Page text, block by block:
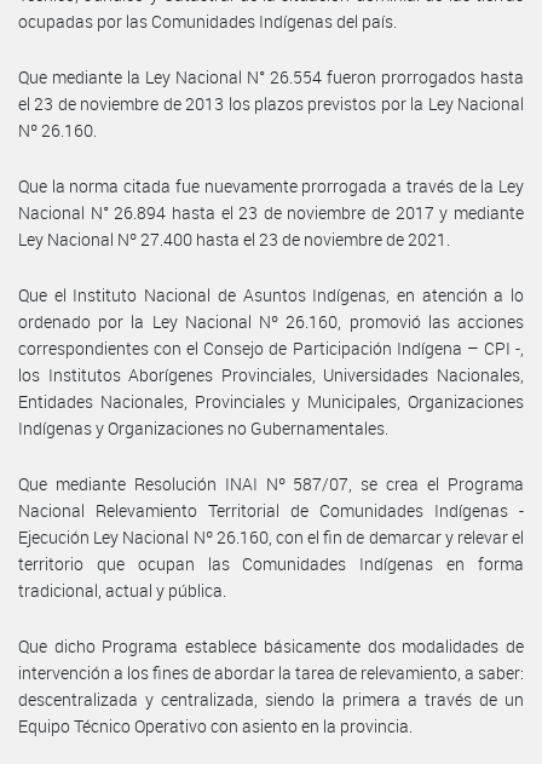
ocupadas por las Comunidades Indígenas del país.
Que mediante la Ley Nacional N° 26.554 fueron prorrogados hasta
el 23 de noviembre de 2013 los plazos previstos por la Ley Nacional
Nº 26.160.
Que la norma citada fue nuevamente prorrogada a través de la Ley
Nacional N° 26.894 hasta el 23 de noviembre de 2017 y mediante
Ley Nacional Nº 27.400 hasta el 23 de noviembre de 2021.
Que el Instituto Nacional de Asuntos Indígenas, en atención a lo
ordenado por la Ley Nacional Nº 26.160, promovió las acciones
correspondientes con el Consejo de Participación Indígena – CPI -,
los Institutos Aborígenes Provinciales, Universidades Nacionales,
Entidades Nacionales, Provinciales y Municipales, Organizaciones
Indígenas y Organizaciones no Gubernamentales.
Que mediante Resolución INAI Nº 587/07, se crea el Programa
Nacional Relevamiento Territorial de Comunidades Indígenas -
Ejecución Ley Nacional Nº 26.160, con el fin de demarcar y relevar el
territorio que ocupan las Comunidades Indígenas en forma
tradicional, actual y pública.
Que dicho Programa establece básicamente dos modalidades de
intervención a los fines de abordar la tarea de relevamiento, a saber:
descentralizada y centralizada, siendo la primera a través de un
Equipo Técnico Operativo con asiento en la provincia.